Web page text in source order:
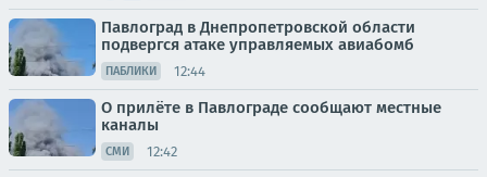
Павлоград в Днепропетровской области
подвергся атаке управляемых авиабомб
ПАБЛИКИ 12:44
О прилёте в Павлограде сообщают местные
каналы
СМИ 12:42